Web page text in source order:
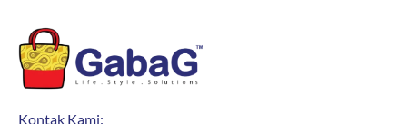
Kontak Kami: